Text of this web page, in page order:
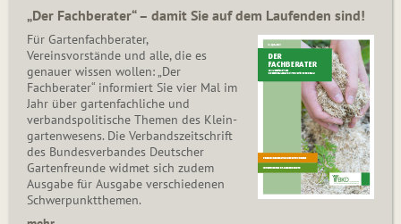
„Der Fachberater“ – damit Sie auf dem Laufenden sind!
Für Gartenfachberater,
Vereinsvorstände und alle, die es
genauer wissen wollen: „Der
Fachberater“ informiert Sie vier Mal im
Jahr über gartenfachliche und
verbandspolitische Themen des Klein­
gar­ten­wesens. Die Ver­bands­zeit­schrift
des Bun­des­ver­ban­des Deutscher
Gartenfreunde widmet sich zudem
Ausgabe für Ausgabe verschiedenen
Schwer­punkt­the­men.